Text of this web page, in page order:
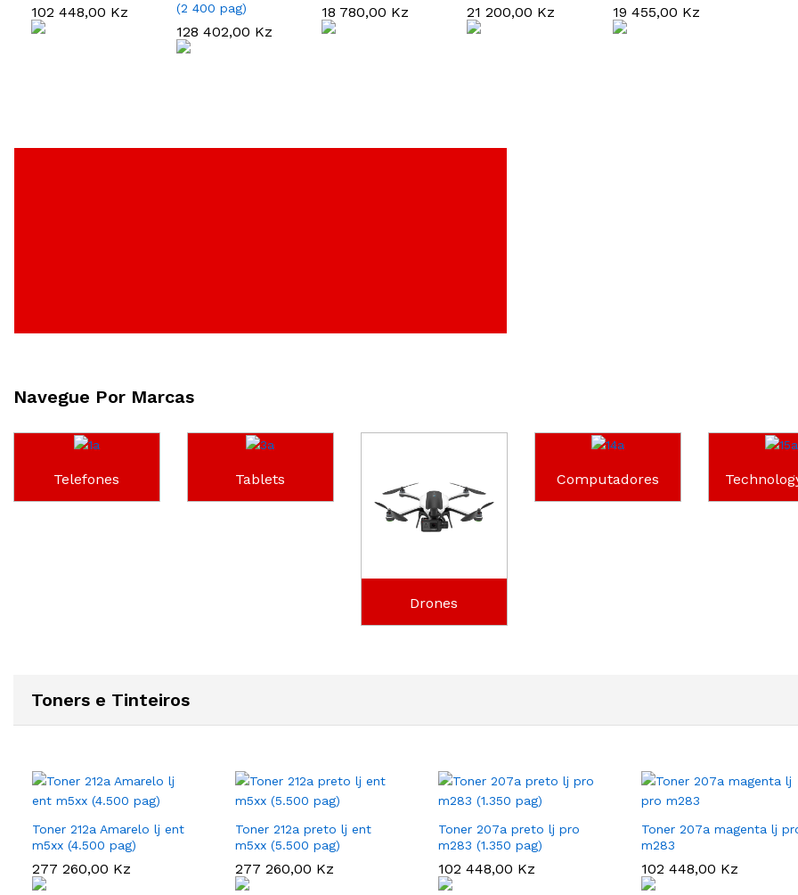
102 448,00 Kz
102 448,00 Kz
(2 400 pag)
128 402,00 Kz
128 402,00 Kz
18 780,00 Kz
18 780,00 Kz 21 200,00 Kz
21 200,00 Kz 19 455,00 Kz
19 455,00 Kz
Navegue Por Marcas
Telefones Tablets
Drones
Computadores
Toners e Tinteiros
Toner 212a Amarelo lj ent
m5xx (4.500 pag)
277 260,00 Kz
277 260,00 Kz
Toner 212a preto lj ent
m5xx (5.500 pag)
277 260,00 Kz
277 260,00 Kz
Toner 207a preto lj pro
m283 (1.350 pag)
102 448,00 Kz
102 448,00 Kz
Toner 207a magenta lj
m283
102 448,00 Kz
102 448,00 Kz